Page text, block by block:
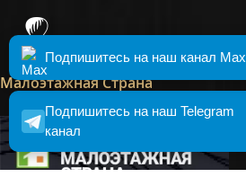
Малоэтажная Страна
Подпишитесь на наш Telegram
канал
Подпишитесь на наш канал Max